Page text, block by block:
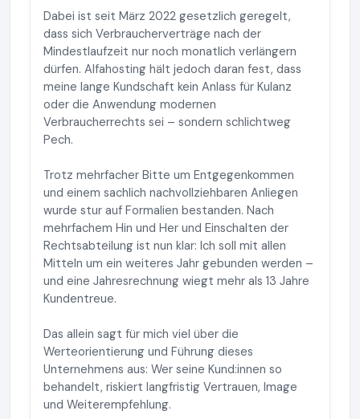
Dabei ist seit März 2022 gesetzlich geregelt,
dass sich Verbraucherverträge nach der
Mindestlaufzeit nur noch monatlich verlängern
dürfen. Alfahosting hält jedoch daran fest, dass
meine lange Kundschaft kein Anlass für Kulanz
oder die Anwendung modernen
Verbraucherrechts sei – sondern schlichtweg
Pech.
Trotz mehrfacher Bitte um Entgegenkommen
und einem sachlich nachvollziehbaren Anliegen
wurde stur auf Formalien bestanden. Nach
mehrfachem Hin und Her und Einschalten der
Rechtsabteilung ist nun klar: Ich soll mit allen
Mitteln um ein weiteres Jahr gebunden werden –
und eine Jahresrechnung wiegt mehr als 13 Jahre
Kundentreue.
Das allein sagt für mich viel über die
Werteorientierung und Führung dieses
Unternehmens aus: Wer seine Kund:innen so
behandelt, riskiert langfristig Vertrauen, Image
und Weiterempfehlung.